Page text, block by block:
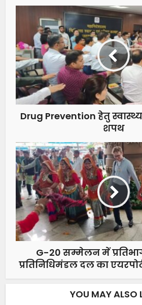
Drug Prevention हेतु
शपथ
G-20 सम्मेलन में
प्रतिनिधिमंडल दल का
YOU MAY ALSO